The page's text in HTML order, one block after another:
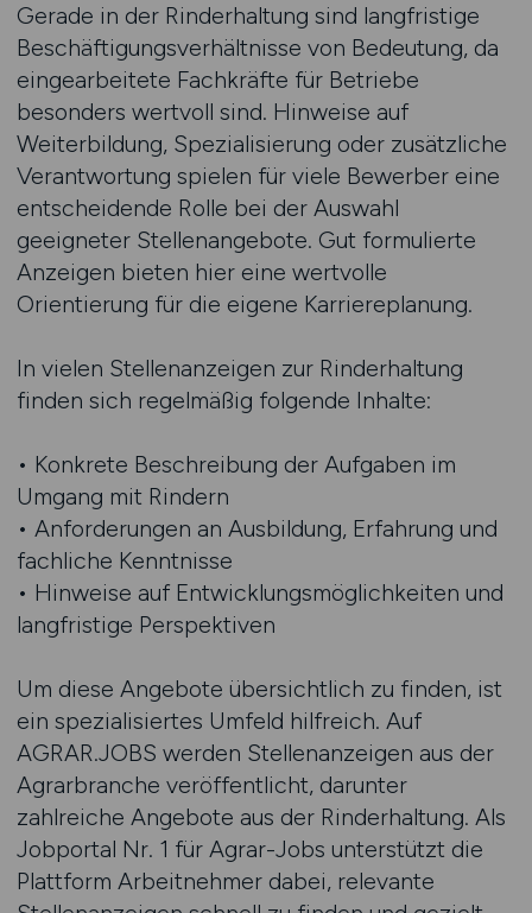
Gerade in der Rinderhaltung sind langfristige
Beschäftigungsverhältnisse von Bedeutung, da
eingearbeitete Fachkräfte für Betriebe
besonders wertvoll sind. Hinweise auf
Weiterbildung, Spezialisierung oder zusätzliche
Verantwortung spielen für viele Bewerber eine
entscheidende Rolle bei der Auswahl
geeigneter Stellenangebote. Gut formulierte
Anzeigen bieten hier eine wertvolle
Orientierung für die eigene Karriereplanung.
In vielen Stellenanzeigen zur Rinderhaltung
finden sich regelmäßig folgende Inhalte:
• Konkrete Beschreibung der Aufgaben im
Umgang mit Rindern
• Anforderungen an Ausbildung, Erfahrung und
fachliche Kenntnisse
• Hinweise auf Entwicklungsmöglichkeiten und
langfristige Perspektiven
Um diese Angebote übersichtlich zu finden, ist
ein spezialisiertes Umfeld hilfreich. Auf
AGRAR.JOBS werden Stellenanzeigen aus der
Agrarbranche veröffentlicht, darunter
zahlreiche Angebote aus der Rinderhaltung. Als
Jobportal Nr. 1 für Agrar-Jobs unterstützt die
Plattform Arbeitnehmer dabei, relevante